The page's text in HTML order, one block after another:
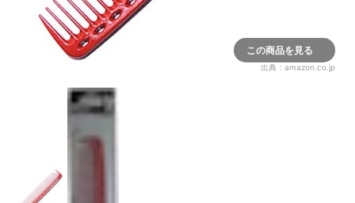
この商品を見る
出典： amazon.co.jp